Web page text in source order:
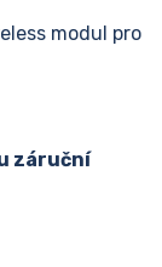
modul pro
záruční